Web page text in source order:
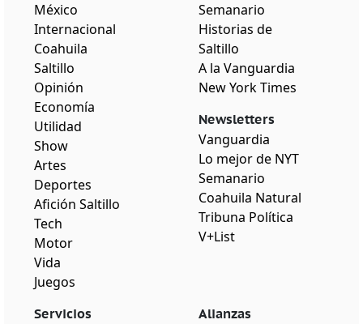
México
Internacional
Coahuila
Saltillo
Opinión
Economía
Utilidad
Show
Artes
Deportes
Afición Saltillo
Tech
Motor
Vida
Juegos
Semanario
Historias de
Saltillo
A la Vanguardia
New York Times
Newsletters
Vanguardia
Lo mejor de NYT
Semanario
Coahuila Natural
Tribuna Política
V+List
Servicios Alianzas